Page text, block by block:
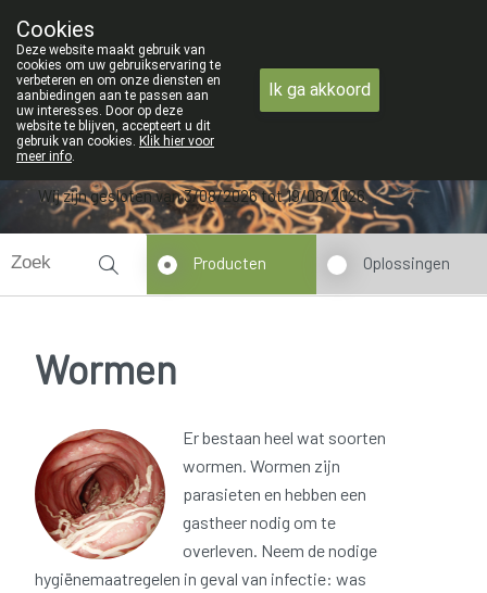
09 228 32 36
Wij zijn gesloten van 3/08/2026 tot 19/08/2026
Producten Oplossingen
Wormen
Er bestaan heel wat soorten
wormen. Wormen zijn
parasieten en hebben een
gastheer nodig om te
overleven. Neem de nodige
hygiënemaatregelen in geval van infectie: was
Cookies
Deze website maakt gebruik van
cookies om uw gebruikservaring te
verbeteren en om onze diensten en
aanbiedingen aan te passen aan
uw interesses. Door op deze
website te blijven, accepteert u dit
gebruik van cookies. Klik hier voor
meer info.
Ik ga akkoord